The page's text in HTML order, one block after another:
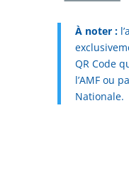
À noter :
QR Code
l’AMF ou
Nationale.